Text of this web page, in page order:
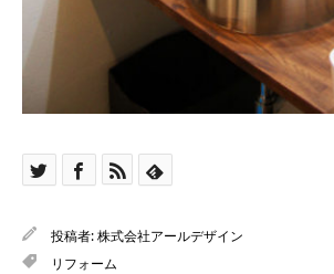
投稿者:株式会社アールデザイン
リフォーム